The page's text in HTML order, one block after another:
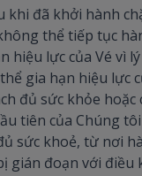
khi đã khởi hành
thể tiếp tục
hiệu lực của Vé vì
gia hạn hiệu lực
đủ sức khỏe hoặc
tiên của Chúng
sức khoẻ, từ nơi
gián đoạn với điều